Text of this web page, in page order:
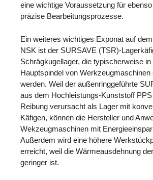
eine wichtige Voraussetzung für
präzise Bearbeitungsprozesse.
Ein weiteres wichtiges Exponat auf
NSK ist der SURSAVE (TSR)-
Schrägkugellager, die typischerweise in
Hauptspindel von Werkzeugmaschinen
werden. Weil der außenringgeführte
aus dem Hochleistungs-Kunststoff
Reibung verursacht als Lager mit
Käfigen, können die Hersteller und
Wekzeugmaschinen mit
Außerdem wird eine höhere
erreicht, weil die Wärmeausdehnung
geringer ist.